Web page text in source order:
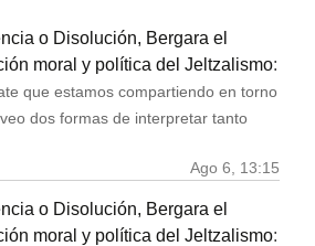
o Disolución, Bergara el
moral y política del Jeltzalismo:
que estamos compartiendo en torno
dos formas de interpretar tanto
Ago 6, 13:15
o Disolución, Bergara el
moral y política del Jeltzalismo: